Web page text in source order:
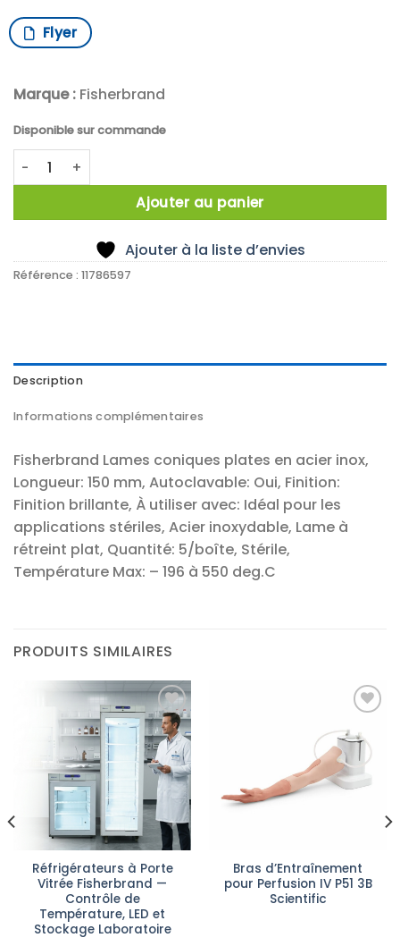
Flyer
Marque : Fisherbrand
Disponible sur commande
quantité de X5 SPATULE PLANE 150MM
Ajouter au panier
Ajouter à la liste d’envies
Référence : 11786597
Description
Informations complémentaires
Fisherbrand Lames coniques plates en acier inox,
Longueur: 150 mm, Autoclavable: Oui, Finition:
Finition brillante, À utiliser avec: Idéal pour les
applications stériles, Acier inoxydable, Lame à
rétreint plat, Quantité: 5/boîte, Stérile,
Température Max: – 196 à 550 deg.C
PRODUITS SIMILAIRES
Ajouter
à la liste
d’envies
Réfrigérateurs à Porte
Vitrée Fisherbrand —
Contrôle de
Température, LED et
Stockage Laboratoire
Ajouter
à la liste
d’envies
Bras d’Entraînement
pour Perfusion IV P51 3B
Scientific